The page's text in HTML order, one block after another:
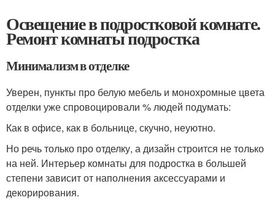
Освещение в подростковой комнате.
Ремонт комнаты подростка
Минимализм в отделке
Уверен, пункты про белую мебель и монохромные цвета
отделки уже спровоцировали % людей подумать:
Как в офисе, как в больнице, скучно, неуютно.
Но речь только про отделку, а дизайн строится не только
на ней. Интерьер комнаты для подростка в большей
степени зависит от наполнения аксессуарами и
декорирования.